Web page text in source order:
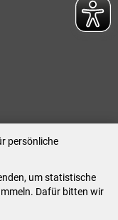
persönliche
um statistische
Dafür bitten wir
Uhr
Uhr